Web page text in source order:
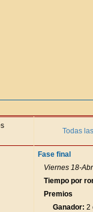
Todas
Fase final
Viernes 18-
Tiempo por
Premios
Ganador: 2